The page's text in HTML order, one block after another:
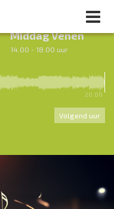
Middag Venen
14.00 - 18.00 uur
20.00
Volgend uur